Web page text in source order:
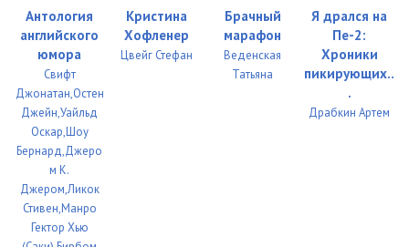
11_05_Pervoe kreschenie 22:16
11_06_Pervoe kreschenie 25:05
12_01_Zatmenie
12_02_Zatmenie
12_03_Zatmenie
13_01_Prozrenie
13_02_Prozrenie
Антология
английского
юмора
Свифт
Джонатан,Остен
Джейн,Уайльд
Оскар,Шоу
Бернард,Джеро
м К.
Джером,Ликок
Стивен,Манро
Гектор Хью
Кристина
Хофленер
Цвейг Стефан
Брачный
марафон
Веденская
Татьяна
Я дрался на
Пе-2:
Хроники
пикирующих..
.
Драбкин Артем